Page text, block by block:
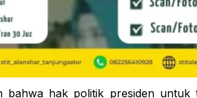
bahwa hak politik presiden untuk